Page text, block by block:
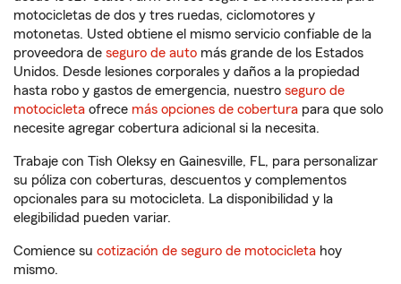
motocicletas de dos y tres ruedas, ciclomotores y
motonetas. Usted obtiene el mismo servicio confiable de la
proveedora de seguro de auto más grande de los Estados
Unidos. Desde lesiones corporales y daños a la propiedad
hasta robo y gastos de emergencia, nuestro seguro de
motocicleta ofrece más opciones de cobertura para que solo
necesite agregar cobertura adicional si la necesita.
Trabaje con Tish Oleksy en Gainesville, FL, para personalizar
su póliza con coberturas, descuentos y complementos
opcionales para su motocicleta. La disponibilidad y la
elegibilidad pueden variar.
Comience su cotización de seguro de motocicleta hoy
mismo.